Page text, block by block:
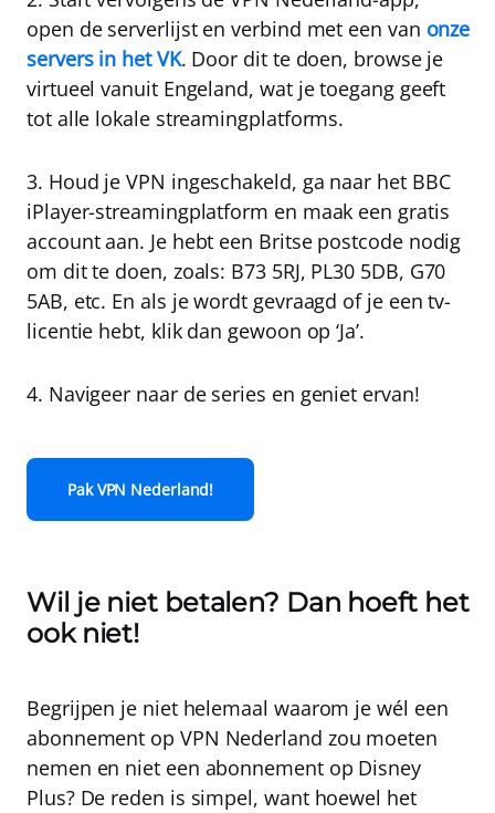
open de serverlijst enverbind met een van onze
servers in het VK. Door dit te doen, browse je
virtueel vanuit Engeland, wat je toegang geeft
tot alle lokale streamingplatforms.
3. Houd je VPN ingeschakeld, ga naar het BBC
iPlayer-streamingplatform en maak een gratis
account aan. Je hebt een Britse postcode nodig
om dit te doen, zoals: B73 5RJ, PL30 5DB, G70
5AB, etc. En als je wordt gevraagd of je een tv-
licentie hebt, klik dan gewoon op ‘Ja’.
4. Navigeer naar de series en geniet ervan!
Pak VPN Nederland!
Wil je niet betalen? Dan hoeft het
ook niet!
Begrijpen je niet helemaal waarom je wél een
abonnement op VPN Nederland zou moeten
nemen en niet een abonnement op Disney
Plus? De reden is simpel, want hoewel het